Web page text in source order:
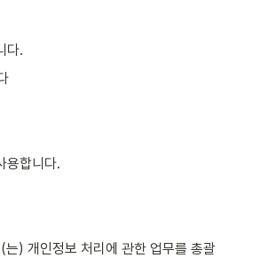
다.
용합니다.
) 개인정보 처리에 관한 업무를 총괄